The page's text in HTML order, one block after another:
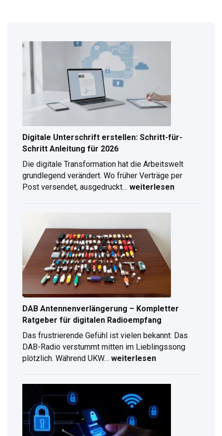
Digitale Unterschrift erstellen: Schritt-für-
Schritt Anleitung für 2026
Die digitale Transformation hat die Arbeitswelt
grundlegend verändert. Wo früher Verträge per
Post versendet, ausgedruckt…
Schritt
Anleitung
für
2026
weiterlesen
DAB Antennenverlängerung – Kompletter
Ratgeber für digitalen Radioempfang
Das frustrierende Gefühl ist vielen bekannt: Das
DAB-Radio verstummt mitten im Lieblingssong
plötzlich. Während UKW…
Kompletter
Ratgeber
für
digitalen
Radioempfang
weiterlesen